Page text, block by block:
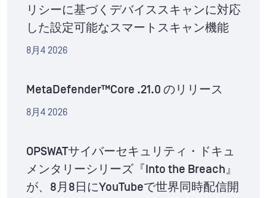
リシーに基づくデバイススキャンに対応
した設定可能なスマートスキャン機能
8月4 2026
MetaDefender™Core .21.0 のリリース
8月4 2026
OPSWATサイバーセキュリティ・ドキュ
メンタリーシリーズ『Into the Breach』
が、8月8日にYouTubeで世界同時配信開